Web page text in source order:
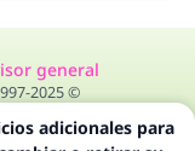
general
2025 ©
adicionales para